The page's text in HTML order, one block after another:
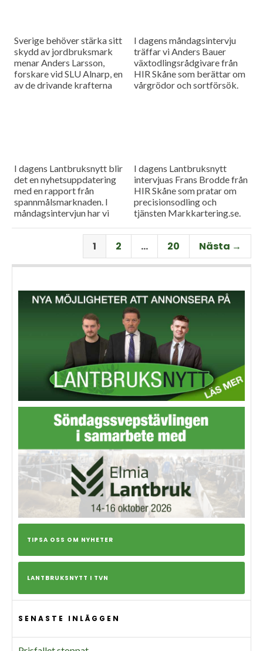
Sverige behöver stärka sitt
skydd av jordbruksmark
menar Anders Larsson,
forskare vid SLU Alnarp, en
av de drivande krafterna
I dagens måndagsintervju
träffar vi Anders Bauer
växtodlingsrådgivare från
HIR Skåne som berättar om
vårgrödor och sortförsök.
I dagens Lantbruksnytt blir
det en nyhetsuppdatering
med en rapport från
spannmålsmarknaden. I
måndagsintervjun har vi
Per Larsson som idag har
rollen som senior advisor på
I dagens Lantbruksnytt
intervjuas Frans Brodde från
HIR Skåne som pratar om
precisionsodling och
tjänsten Markkartering.se.
nyhetsuppdatering med en
rapport från
spannmålsmarknaden.
1 2 … 20 Nästa →
TIPSA OSS OM NYHETER
LANTBRUKSNYTT I TVN
SENASTE INLÄGGEN